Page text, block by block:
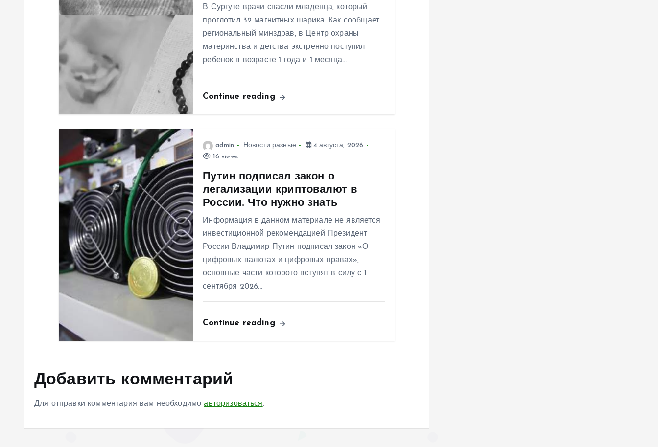
В Сургуте врачи спасли младенца, который
проглотил 32 магнитных шарика. Как сообщает
региональный минздрав, в Центр охраны
материнства и детства экстренно поступил
ребенок в возрасте 1 года и 1 месяца…
Continue reading
admin Новости разные
4 августа, 2026
16 views
Путин подписал закон о
легализации криптовалют в
России. Что нужно знать
Информация в данном материале не является
инвестиционной рекомендацией Президент
России Владимир Путин подписал закон «О
цифровых валютах и цифровых правах»,
основные части которого вступят в силу с 1
сентября 2026…
Continue reading
Добавить комментарий
Для отправки комментария вам необходимоавторизоваться.